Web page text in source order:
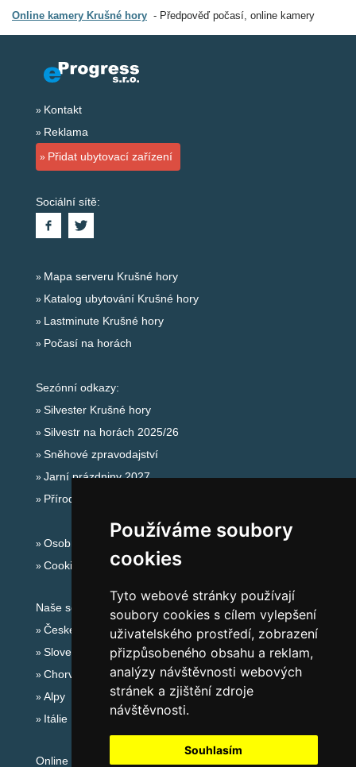
Používáme soubory
cookies
Tyto webové stránky používají
soubory cookies s cílem vylepšení
uživatelského prostředí, zobrazení
přizpůsobeného obsahu a reklam,
analýzy návštěvnosti webových
stránek a zjištění zdroje
návštěvnosti.
Souhlasím
Online kamery Krušné hory
Předpověď počasí, online kamery
Kontakt
Reklama
Přidat ubytovací zařízení
Sociální sítě:
Mapa serveru Krušné hory
Katalog ubytování Krušné hory
Lastminute Krušné hory
Počasí na horách
Sezónní odkazy:
Silvester Krušné hory
Silvestr na horách 2025/26
Sněhové zpravodajství
Jarní prázdniny 2027
Přírodní koupaliště
Osobní údaje
Cookies
Naše servery:
České hory
Slovenské hory
Chorvatsko
Alpy
Itálie
Online audit: